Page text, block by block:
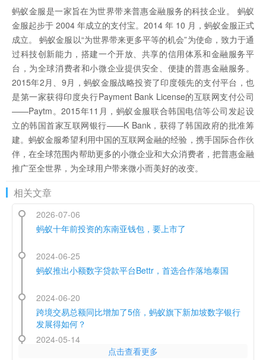
蚂蚁金服是一家旨在为世界带来普惠金融服务的科技企业。 蚂蚁
金服起步于 2004 年成立的支付宝。2014 年 10 月，蚂蚁金服正式
成立。 蚂蚁金服以“为世界带来更多平等的机会”为使命，致力于通
过科技创新能力，搭建一个开放、共享的信用体系和金融服务平
台，为全球消费者和小微企业提供安全、便捷的普惠金融服务。
2015年2月、9月，蚂蚁金服战略投资了印度领先的支付平台，也
是第一家获得印度央行Payment Bank License的互联网支付公司
——Paytm。2015年11月，蚂蚁金服联合韩国电信等公司发起设
立的韩国首家互联网银行——K Bank，获得了韩国政府的批准筹
建。蚂蚁金服希望利用中国的互联网金融的经验，携手国际合作伙
伴，在全球范围内帮助更多的小微企业和大众消费者，把普惠金融
推广至全世界，为全球用户带来微小而美好的改变。
相关文章
2026-07-06
蚂蚁十年前投资的东南亚钱包，要上市了
2024-06-25
蚂蚁推出小额数字贷款平台Bettr，首选合作落地泰国
2024-06-20
跨境交易总额同比增加了5倍，蚂蚁旗下新加坡数字银行
发展得如何？
2024-05-14
金融巨头来袭，蚂蚁金服进军沙特
点击查看更多